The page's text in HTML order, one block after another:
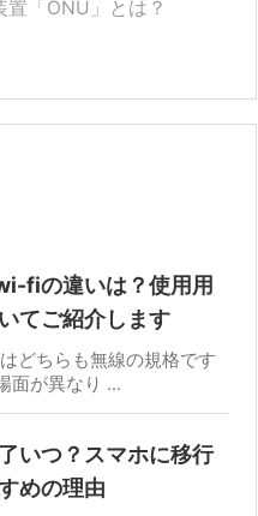
置「ONU」とは？
fiの違いは？使用用
てご紹介します
どちらも無線の規格です
面が異なり ...
いつ？スマホに移行
めの理由